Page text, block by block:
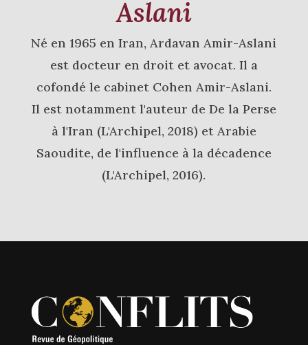
Aslani
Né en 1965 en Iran, Ardavan Amir-Aslani
est docteur en droit et avocat. Il a
cofondé le cabinet Cohen Amir-Aslani.
Il est notamment l'auteur de De la Perse
à l'Iran (L'Archipel, 2018) et Arabie
Saoudite, de l'influence à la décadence
(L'Archipel, 2016).